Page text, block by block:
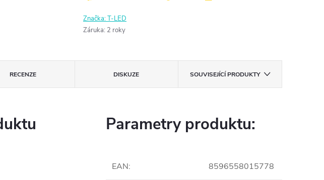
Značka:T-LED
Záruka: 2 roky
RECENZE DISKUZE SOUVISEJÍCÍ PRODUKTY
Parametry produktu:
EAN: 8596558015778